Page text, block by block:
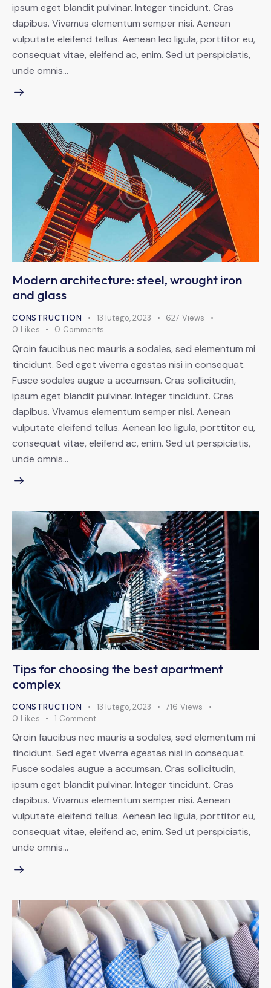
ipsum eget blandit pulvinar. Integer tincidunt. Cras
dapibus. Vivamus elementum semper nisi. Aenean
vulputate eleifend tellus. Aenean leo ligula, porttitor eu,
consequat vitae, eleifend ac, enim. Sed ut perspiciatis,
unde omnis…
Modern architecture: steel, wrought iron
and glass
CONSTRUCTION 13 lutego, 2023 627 Views
0 Likes 0 Comments
Qroin faucibus nec mauris a sodales, sed elementum mi
tincidunt. Sed eget viverra egestas nisi in consequat.
Fusce sodales augue a accumsan. Cras sollicitudin,
ipsum eget blandit pulvinar. Integer tincidunt. Cras
dapibus. Vivamus elementum semper nisi. Aenean
vulputate eleifend tellus. Aenean leo ligula, porttitor eu,
consequat vitae, eleifend ac, enim. Sed ut perspiciatis,
unde omnis…
Tips for choosing the best apartment
complex
CONSTRUCTION 13 lutego, 2023 716 Views
0 Likes 1 Comment
Qroin faucibus nec mauris a sodales, sed elementum mi
tincidunt. Sed eget viverra egestas nisi in consequat.
Fusce sodales augue a accumsan. Cras sollicitudin,
ipsum eget blandit pulvinar. Integer tincidunt. Cras
dapibus. Vivamus elementum semper nisi. Aenean
vulputate eleifend tellus. Aenean leo ligula, porttitor eu,
consequat vitae, eleifend ac, enim. Sed ut perspiciatis,
unde omnis…